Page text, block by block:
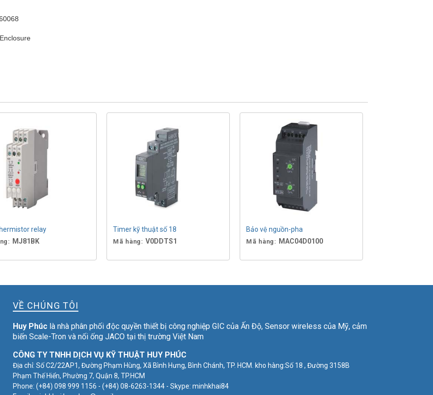
relay
MJ81BK
Timer kỹ thuật số 18
Mã hàng:V0DDTS1
Bảo vệ nguồn-pha
Mã hàng: MAC04D0100
VỀ CHÚNG TÔI
Huy Phúc là nhà phân phối độc quyền thiết bị công nghiệp GIC của Ấn Độ, Sensor wireless của Mỹ, cảm
biến Scale-Tron và nối ống JACO tại thị trường Việt Nam
CÔNG TY TNHH DỊCH VỤ KỸ THUẬT HUY PHÚC
Địa chỉ: Số C2/22AP1, Đường Phạm Hùng, Xã Bình Hưng, Bình Chánh, TP. HCM. kho hàng:Số 18 , Đường 3158B
Phạm Thế Hiển, Phường 7, Quận 8, TP.HCM
Phone: (+84) 098 999 1156 - (+84) 08-6263-1344 - Skype: minhkhai84